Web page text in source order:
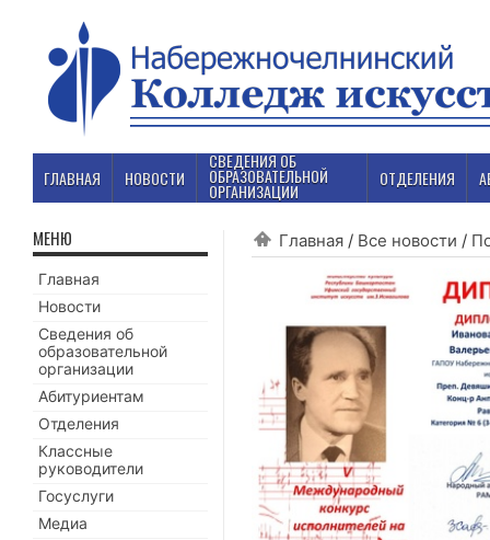
ГЛАВНАЯ НОВОСТИ
СВЕДЕНИЯ ОБ
ОБРАЗОВАТЕЛЬНОЙ
ОРГАНИЗАЦИИ
ОТДЕЛЕНИЯ
Главная / Все новости /
МЕНЮ
Главная
Новости
Сведения об
образовательной
организации
Абитуриентам
Отделения
Классные
руководители
Госуслуги
Медиа